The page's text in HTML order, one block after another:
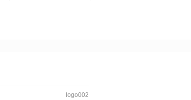
logo002